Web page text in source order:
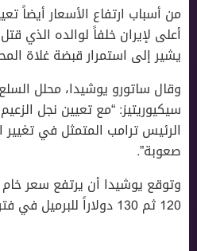
من أسباب ارتفاع الأسعار أيضاً
أعلى لإيران خلفاً لوالده الذي
يشير إلى استمرار قبضة غلاة
وقال ساتورو يوشيدا، محلل
سيكيوريتيز: “مع تعيين نجل
الرئيس ترامب المتمثل في تغيير
صعوبة”.
وتوقع يوشيدا أن يرتفع سعر
120 ثم 130 دولاراً للبرميل في فترة قصيرة.